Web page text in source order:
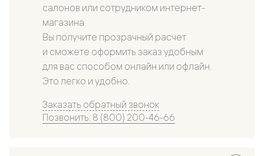
салонов или сотрудником интернет-
магазина.
Вы получите прозрачный расчет
и сможете оформить заказ удобным
для вас способом онлайн или офлайн.
Это легко и удобно.
Заказать обратный звонок
Позвонить: 8 (800) 200-46-66